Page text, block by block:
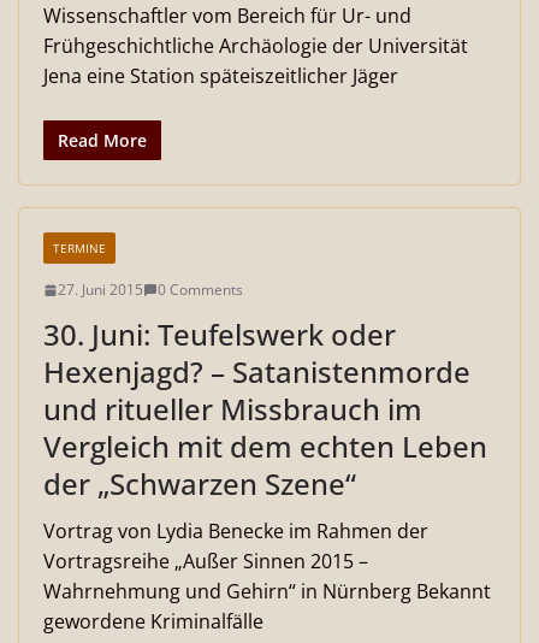
Wissenschaftler vom Bereich für Ur- und
Frühgeschichtliche Archäologie der Universität
Jena eine Station späteiszeitlicher Jäger
Read More
TERMINE
27. Juni 2015 0 Comments
30. Juni: Teufelswerk oder
Hexenjagd? – Satanistenmorde
und ritueller Missbrauch im
Vergleich mit dem echten Leben
der „Schwarzen Szene“
Vortrag von Lydia Benecke im Rahmen der
Vortragsreihe „Außer Sinnen 2015 –
Wahrnehmung und Gehirn“ in Nürnberg Bekannt
gewordene Kriminalfälle